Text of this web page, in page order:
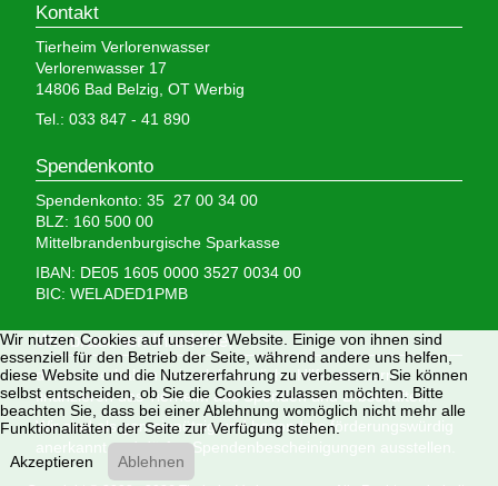
Kontakt
Tierheim Verlorenwasser
Verlorenwasser 17
14806 Bad Belzig, OT Werbig
Tel.: 033 847 - 41 890
Spendenkonto
Spendenkonto: 35 27 00 34 00
BLZ: 160 500 00
Mittelbrandenburgische Sparkasse
IBAN: DE05 1605 0000 3527 0034 00
BIC: WELADED1PMB
Wir brauchen Ihre Hilfe,
denn wir erhalten keinerlei staatliche Hilfe, sondern
finanzieren das Tierheim aus Spenden und Erbschaften.
Wir sind als gemeinnützig und besonders förderungswürdig
anerkannt und dürfen Spendenbescheinigungen ausstellen.
Wir nutzen Cookies auf unserer Website. Einige von ihnen sind
essenziell für den Betrieb der Seite, während andere uns helfen,
diese Website und die Nutzererfahrung zu verbessern. Sie können
selbst entscheiden, ob Sie die Cookies zulassen möchten. Bitte
beachten Sie, dass bei einer Ablehnung womöglich nicht mehr alle
Funktionalitäten der Seite zur Verfügung stehen.
Akzeptieren
Ablehnen